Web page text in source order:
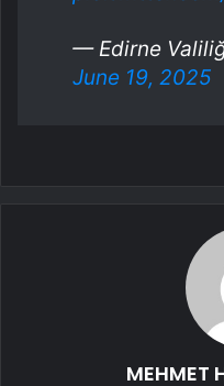
ani bir kalp
kaybetmenin
Mekanı cennet…
— Edirne